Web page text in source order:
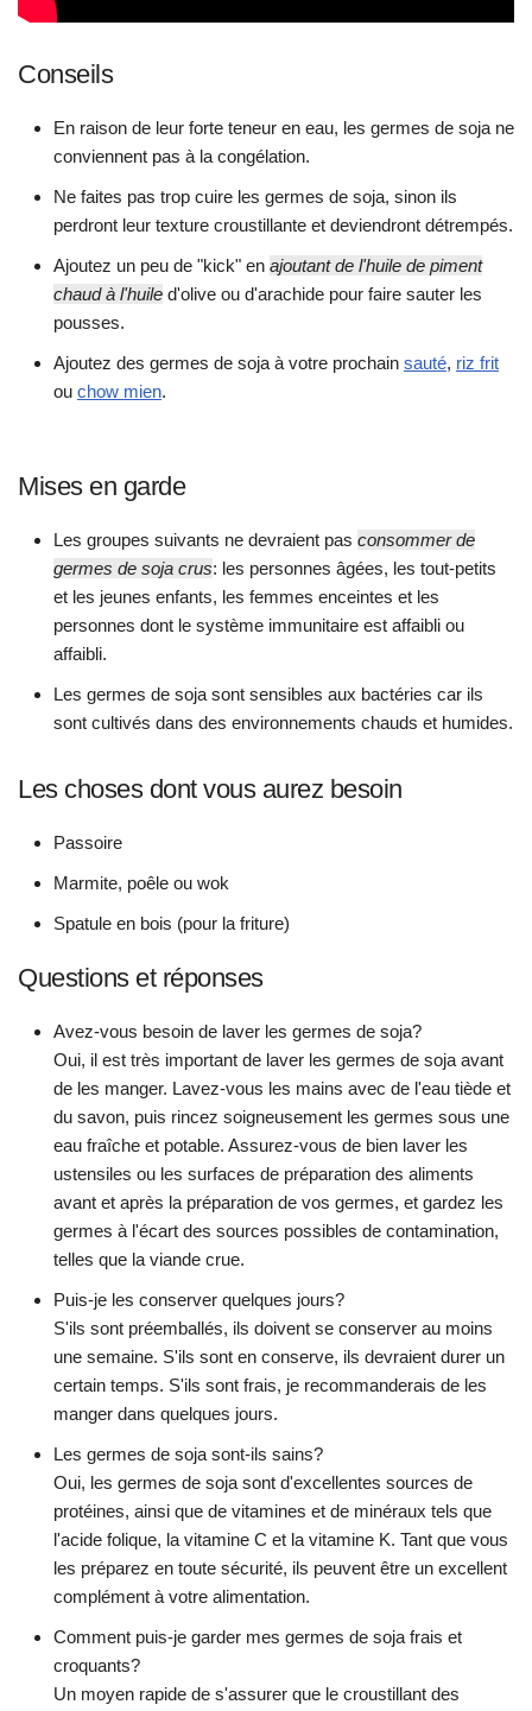
Conseils
En raison de leur forte teneur en eau, les germes de soja ne
conviennent pas à la congélation.
Ne faites pas trop cuire les germes de soja, sinon ils
perdront leur texture croustillante et deviendront détrempés.
Ajoutez un peu de "kick" en ajoutant de l'huile de piment
chaud à l'huile d'olive ou d'arachide pour faire sauter les
pousses.
Ajoutez des germes de soja à votre prochain sauté, riz frit
ou chow mien.
Mises en garde
Les groupes suivants ne devraient pas consommer de
germes de soja crus: les personnes âgées, les tout-petits
et les jeunes enfants, les femmes enceintes et les
personnes dont le système immunitaire est affaibli ou
affaibli.
Les germes de soja sont sensibles aux bactéries car ils
sont cultivés dans des environnements chauds et humides.
Les choses dont vous aurez besoin
Passoire
Marmite, poêle ou wok
Spatule en bois (pour la friture)
Questions et réponses
Avez-vous besoin de laver les germes de soja?
Oui, il est très important de laver les germes de soja avant
de les manger. Lavez-vous les mains avec de l'eau tiède et
du savon, puis rincez soigneusement les germes sous une
eau fraîche et potable. Assurez-vous de bien laver les
ustensiles ou les surfaces de préparation des aliments
avant et après la préparation de vos germes, et gardez les
germes à l'écart des sources possibles de contamination,
telles que la viande crue.
Puis-je les conserver quelques jours?
S'ils sont préemballés, ils doivent se conserver au moins
une semaine. S'ils sont en conserve, ils devraient durer un
certain temps. S'ils sont frais, je recommanderais de les
manger dans quelques jours.
Les germes de soja sont-ils sains?
Oui, les germes de soja sont d'excellentes sources de
protéines, ainsi que de vitamines et de minéraux tels que
l'acide folique, la vitamine C et la vitamine K. Tant que vous
les préparez en toute sécurité, ils peuvent être un excellent
complément à votre alimentation.
Comment puis-je garder mes germes de soja frais et
croquants?
Un moyen rapide de s'assurer que le croustillant des